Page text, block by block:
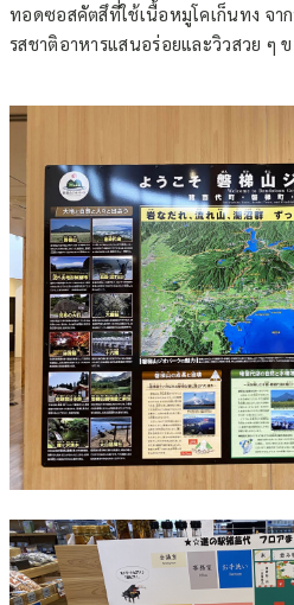
ทอดซอสคัตสึที่ใช้เนื้อหมูโคเก็นทง จา
รสชาติอาหารแสนอร่อยและวิวสวย ๆ